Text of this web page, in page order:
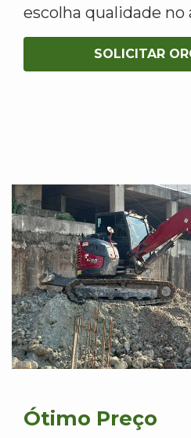
escolha qualidade
SOLICITAR
Ótimo Preço